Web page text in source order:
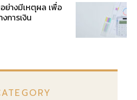
ย่างมีเหตุผล เพื่อ
การเงิน